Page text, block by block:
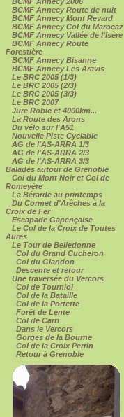
BCMF Annecy Route de nuit
BCMF Annecy Mont Revard
BCMF Annecy Col du Marocaz
BCMF Annecy Vallée de l'Isère
BCMF Annecy Route
Forestière
BCMF Annecy Bisanne
BCMF Annecy Les Aravis
Le BRC 2005 (1/3)
Le BRC 2005 (2/3)
Le BRC 2005 (3/3)
Le BRC 2007
Jure Robic et 4000km...
La Route des Arons
Du vélo sur l'A51
Nouvelle Piste Cyclable
AG de l'AS-ARRA 1/3
AG de l'AS-ARRA 2/3
AG de l'AS-ARRA 3/3
Balades autour de Grenoble
Col du Mont Noir et Col de
Romeyère
La Bérarde au printemps
Du Cormet d'Arêches à la
Croix de Fer
Escapade Gapençaise
Le Col de la Croix de Toutes
Aures
Le Tour de Belledonne
Col du Grand Cucheron
Col du Glandon
Descente et retour
Une traversée du Vercors
Col de Tourniol
Col de la Bataille
Col de la Portette
Forêt de Lente
Col de Carri
Dans le Vercors
Gorges de la Bourne
Col de la Croix Perrin
Retour à Grenoble